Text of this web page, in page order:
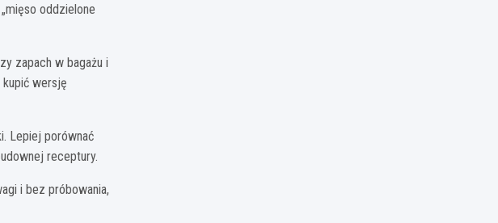
oddzielone
zapach w bagażu i
kupić wersję
Lepiej porównać
receptury.
i bez próbowania,